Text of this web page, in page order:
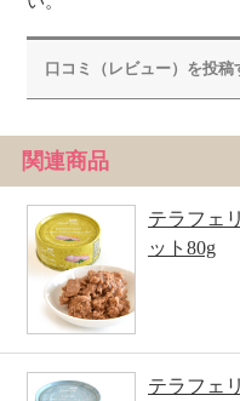
口コミ（レビュー）を投稿
関連商品
テラフェ
ット80g
テラフェ